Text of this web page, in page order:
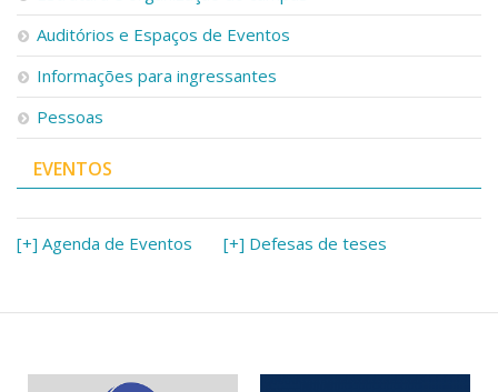
Jornal da USP
Agenda de Eventos
Defesa de Teses
Auditórios e Espaços de Eventos
Informações para ingressantes
Pessoas
EVENTOS
[+] Agenda de Eventos [+] Defesas de teses